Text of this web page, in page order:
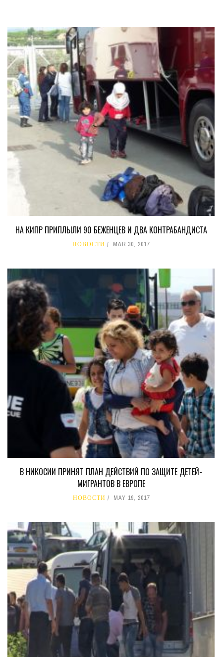
НА КИПР ПРИПЛЫЛИ 90 БЕЖЕНЦЕВ И ДВА КОНТРАБАНДИСТА
НОВОСТИ MAR 30, 2017
В НИКОСИИ ПРИНЯТ ПЛАН ДЕЙСТВИЙ ПО ЗАЩИТЕ ДЕТЕЙ-
МИГРАНТОВ В ЕВРОПЕ
НОВОСТИ MAY 19, 2017